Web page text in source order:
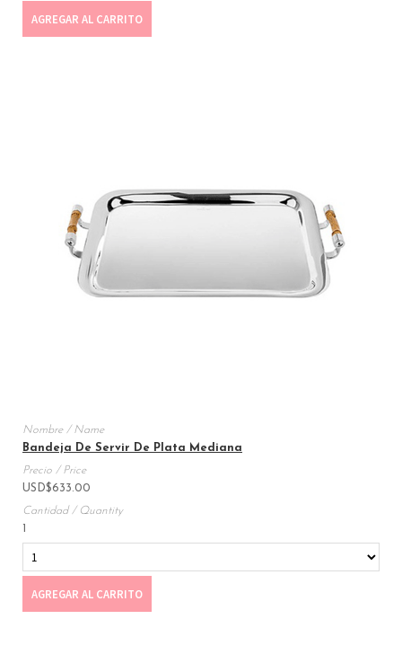
AGREGAR AL CARRITO
Bandeja De Servir De Plata Mediana
USD$633.00
AGREGAR AL CARRITO